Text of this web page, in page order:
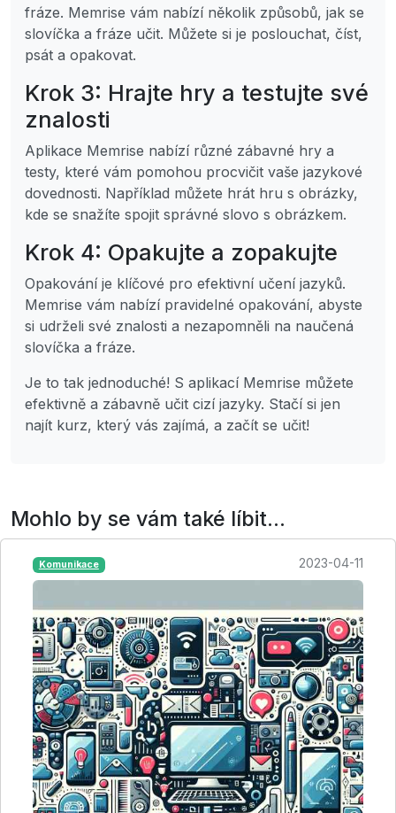
fráze. Memrise vám nabízí několik způsobů, jak se
slovíčka a fráze učit. Můžete si je poslouchat, číst,
psát a opakovat.
Krok 3: Hrajte hry a testujte své
znalosti
Aplikace Memrise nabízí různé zábavné hry a
testy, které vám pomohou procvičit vaše jazykové
dovednosti. Například můžete hrát hru s obrázky,
kde se snažíte spojit správné slovo s obrázkem.
Krok 4: Opakujte a zopakujte
Opakování je klíčové pro efektivní učení jazyků.
Memrise vám nabízí pravidelné opakování, abyste
si udrželi své znalosti a nezapomněli na naučená
slovíčka a fráze.
Je to tak jednoduché! S aplikací Memrise můžete
efektivně a zábavně učit cizí jazyky. Stačí si jen
najít kurz, který vás zajímá, a začít se učit!
Mohlo by se vám také líbit...
Komunikace 2023-04-11